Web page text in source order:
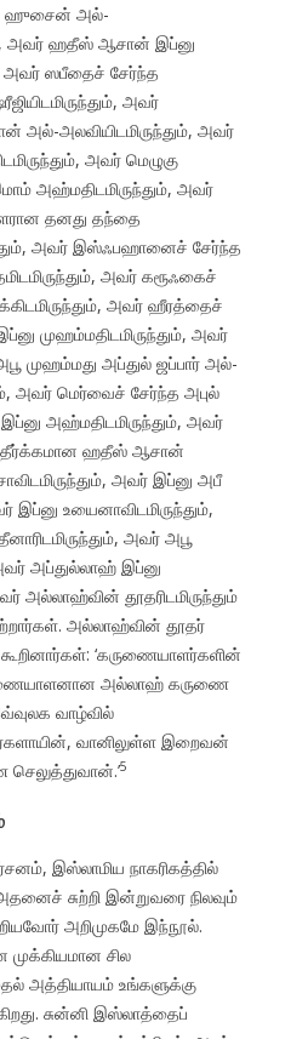
ஹுசைன் அல்-
அவர் ஹதீஸ் ஆசான் இப்னு
அவர் ஸபீதைச் சேர்ந்த
அவர்
அல்-அலவியிடமிருந்தும், அவர்
அவர் மெழுகு
அஹ்மதிடமிருந்தும், அவர்
தனது தந்தை
அவர் இஸ்ஃபஹானைச் சேர்ந்த
அவர் கரூஃகைச்
அவர் ஹீரத்தைச்
முஹம்மதிடமிருந்தும், அவர்
முஹம்மது அப்துல் ஜப்பார் அல்-
அவர் மெர்வைச் சேர்ந்த அபுல்
அஹ்மதிடமிருந்தும், அவர்
தீர்க்கமான ஹதீஸ் ஆசான்
அவர் இப்னு அபீ
இப்னு உயைனாவிடமிருந்தும்,
அவர் அபூ
அவர் அப்துல்லாஹ் இப்னு
அல்லாஹ்வின் தூதரிடமிருந்தும்
அல்லாஹ்வின் தூதர்
‘கருணையாளர்களின்
அல்லாஹ் கருணை
வாழ்வில்
வானிலுள்ள இறைவன்
5
இஸ்லாமிய நாகரிகத்தில்
சுற்றி இன்றுவரை நிலவும்
அறிமுகமே இந்நூல்.
சில
அத்தியாயம் உங்களுக்கு
சுன்னி இஸ்லாத்தைப்